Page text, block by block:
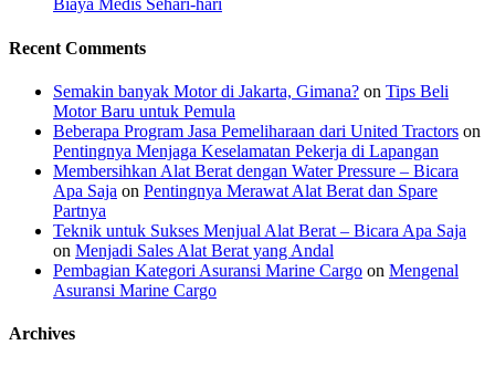
Biaya Medis Sehari-hari
Recent Comments
Semakin banyak Motor di Jakarta, Gimana? on Tips Beli
Motor Baru untuk Pemula
Beberapa Program Jasa Pemeliharaan dari United Tractors on
Pentingnya Menjaga Keselamatan Pekerja di Lapangan
Membersihkan Alat Berat dengan Water Pressure – Bicara
Apa Saja on Pentingnya Merawat Alat Berat dan Spare
Partnya
Teknik untuk Sukses Menjual Alat Berat – Bicara Apa Saja
on Menjadi Sales Alat Berat yang Andal
Pembagian Kategori Asuransi Marine Cargo on Mengenal
Asuransi Marine Cargo
Archives